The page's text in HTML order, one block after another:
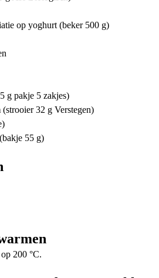
op yoghurt (beker 500 g)
g pakje 5 zakjes)
32 g Verstegen)
55 g)
200 °C.